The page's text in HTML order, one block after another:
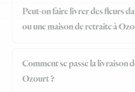
Peut-on faire livrer des fleurs
ou une maison de retraite à
Comment se passe la livraison
Ozourt ?